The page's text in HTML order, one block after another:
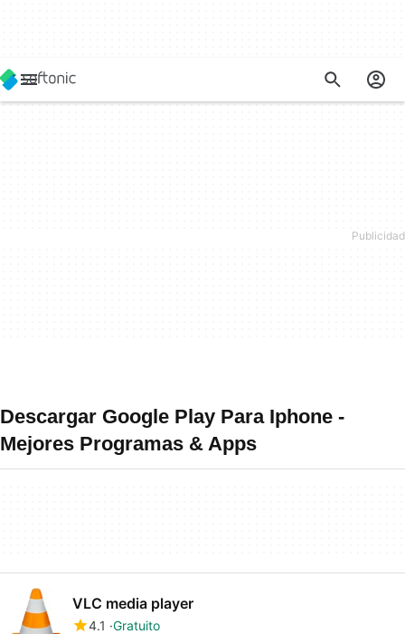
Descargar Google Play Para Iphone -
Mejores Programas & Apps
VLC media player
4.1 Gratuito